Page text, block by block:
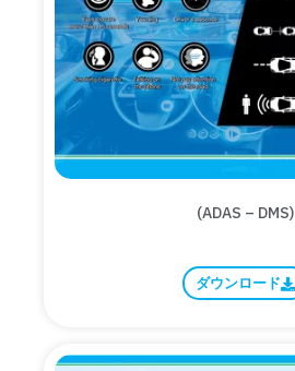
(ADAS – DMS)
ダウンロード